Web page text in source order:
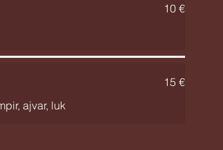
10 €
ajvar, luk
15 €